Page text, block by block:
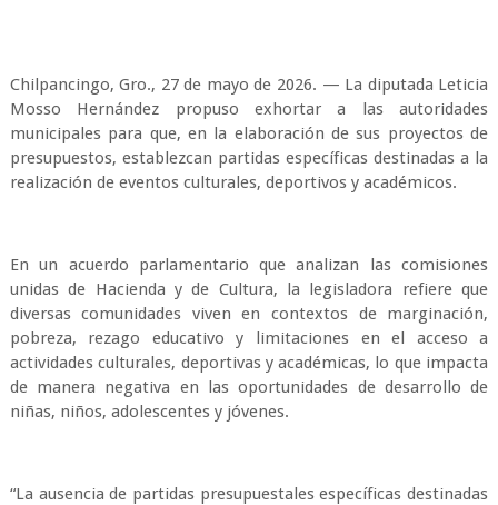
Chilpancingo, Gro., 27 de mayo de 2026. — La diputada Leticia
Mosso Hernández propuso exhortar a las autoridades
municipales para que, en la elaboración de sus proyectos de
presupuestos, establezcan partidas específicas destinadas a la
realización de eventos culturales, deportivos y académicos.
En un acuerdo parlamentario que analizan las comisiones
unidas de Hacienda y de Cultura, la legisladora refiere que
diversas comunidades viven en contextos de marginación,
pobreza, rezago educativo y limitaciones en el acceso a
actividades culturales, deportivas y académicas, lo que impacta
de manera negativa en las oportunidades de desarrollo de
niñas, niños, adolescentes y jóvenes.
“La ausencia de partidas presupuestales específicas destinadas